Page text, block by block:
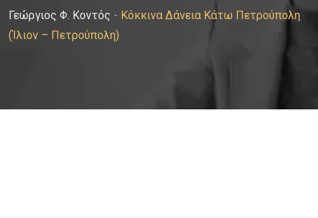
Γεώργιος Φ. Κοντός - Κόκκινα Δάνεια Κάτω Πετρούπολη
(Ίλιον – Πετρούπολη)